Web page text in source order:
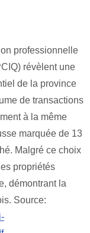
professionnelle
révèlent une
de la province
de transactions
à la même
marquée de 13
Malgré ce choix
propriétés
démontrant la
Source: